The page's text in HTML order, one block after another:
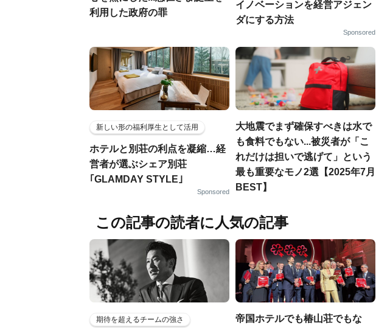
利用した政府の罪
イノベーションを経営アジェン
ダにする方法
Sponsored
新しい形の福利厚生として活用
ホテルと別荘の利点を凝縮…経
営者が選ぶシェア別荘
｢GLAMDAY STYLE｣
Sponsored
大地震でまず確保すべきは水で
も食料でもない...被災者が「こ
れだけは担いで逃げて」という
最も重要なモノ2選【2025年7月
BEST】
この記事の読者に人気の記事
期待を超えるチームの強さ
帝国ホテルでも椿山荘でもな